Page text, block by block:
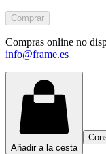
Comprar
Compras online no
info@frame.es
Añadir a la cesta